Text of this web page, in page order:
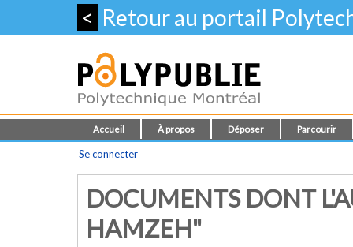
< Retour au portail
Accueil À propos Déposer Parcourir
Se connecter
DOCUMENTS DONT
HAMZEH"